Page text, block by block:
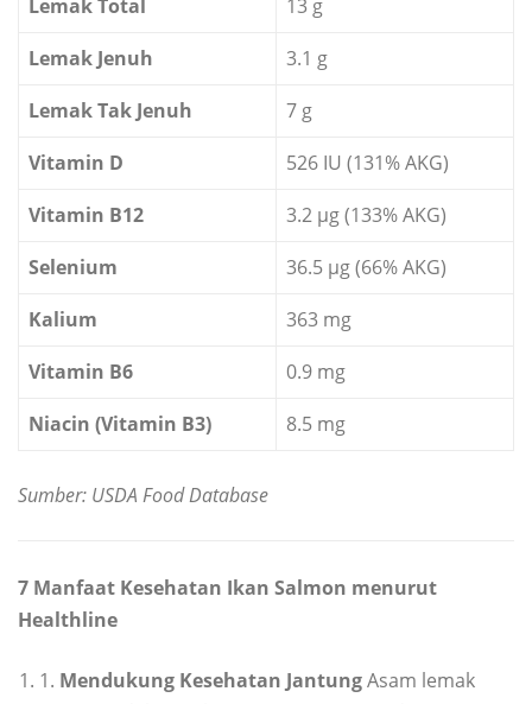
Lemak Total
13 g
Lemak Jenuh
3.1 g
Lemak Tak Jenuh
7 g
Vitamin D
526 IU (131% AKG)
Vitamin B12
3.2 µg (133% AKG)
Selenium
36.5 µg (66% AKG)
Kalium
363 mg
Vitamin B6
0.9 mg
Niacin (Vitamin B3)
8.5 mg
Sumber: USDA Food Database
7 Manfaat Kesehatan Ikan Salmon menurut
Healthline
1. Mendukung Kesehatan JantungAsam lemak